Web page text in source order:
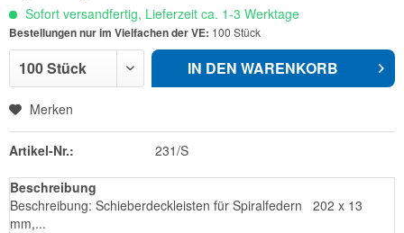
Sofort versandfertig, Lieferzeit ca. 1-3 Werktage
Bestellungen nur im Vielfachen der VE: 100 Stück
IN DEN WARENKORB
Merken
Artikel-Nr.: 231/S
Beschreibung
Beschreibung: Schieberdeckleisten für Spiralfedern 202 x 13
mm,...